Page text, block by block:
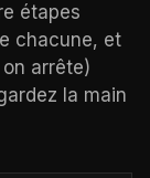
étapes
chacune, et
arrête)
la main